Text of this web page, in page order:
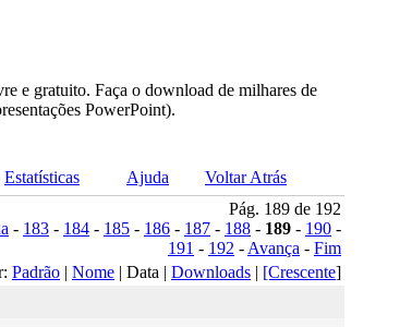
e gratuito. Faça o download de milhares de
PowerPoint).
Estatísticas Ajuda
Voltar Atrás
Pág. 189 de 192
- 183 - 184 - 185 - 186 - 187 - 188 - 189 - 190 -
191 - 192 -Avança - Fim
Padrão | Nome | Data | Downloads | [Crescente]